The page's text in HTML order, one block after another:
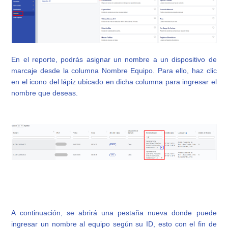
En el reporte, podrás asignar un nombre a un dispositivo de
marcaje desde la columna Nombre Equipo. Para ello, haz clic
en el icono del lápiz ubicado en dicha columna para ingresar el
nombre que deseas.
A continuación, se abrirá una pestaña nueva donde puede
ingresar un nombre al equipo según su ID, esto con el fin de